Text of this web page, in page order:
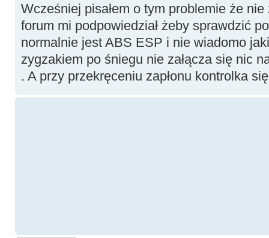
Wcześniej pisałem o tym problemie że
forum mi podpowiedział żeby sprawdzić
normalnie jest ABS ESP i nie wiadomo
zygzakiem po śniegu nie załącza się nic
. A przy przekręceniu zapłonu kontrolka